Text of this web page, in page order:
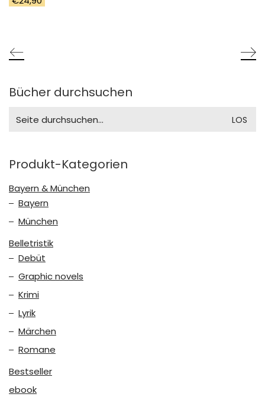
Bücher durchsuchen
for:
Produkt-Kategorien
Bayern & München
Bayern
München
Belletristik
Debüt
Graphic novels
Krimi
Lyrik
Märchen
Romane
Bestseller
ebook